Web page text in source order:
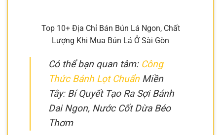
Top 10+ Địa Chỉ Bán Bún Lá Ngon, Chất
Lượng Khi Mua Bún Lá Ở Sài Gòn
Có thể bạn quan tâm: Công
Thức Bánh Lọt ChuẩnMiền
Tây: Bí Quyết Tạo Ra Sợi Bánh
Dai Ngon, Nước Cốt Dừa Béo
Thơm